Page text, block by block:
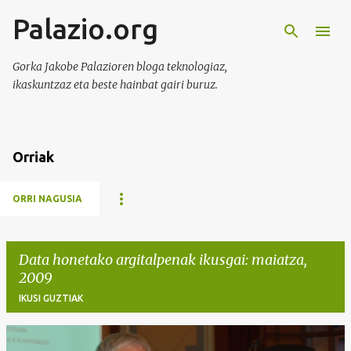
Palazio.org
Gorka Jakobe Palazioren bloga teknologiaz,
ikaskuntzaz eta beste hainbat gairi buruz.
Orriak
ORRI NAGUSIA
Data honetako argitalpenak ikusgai: maiatza,
2009
IKUSI GUZTIAK